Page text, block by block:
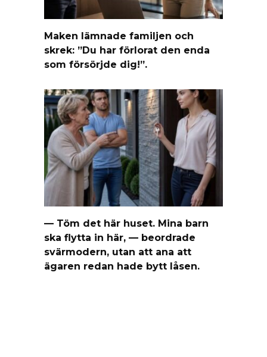
Maken lämnade familjen och
skrek: ”Du har förlorat den enda
som försörjde dig!”.
— Töm det här huset. Mina barn
ska flytta in här, — beordrade
svärmodern, utan att ana att
ägaren redan hade bytt låsen.